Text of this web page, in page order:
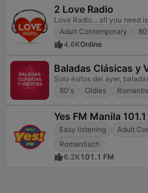
2 Love Radio
Love Radio... all you need
Adult Contemporary
4.6KOnline
Baladas Clásicas y
Solo éxitos del ayer,
80's
Oldies
Yes FM Manila 101.1
Easy listening
Adult
Romantisch
6.2K101.1 FM